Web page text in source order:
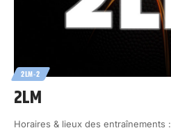
2LM-2
2LM
Horaires & lieux des entraînements :